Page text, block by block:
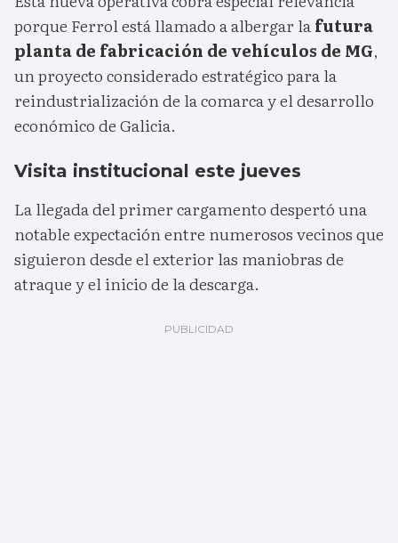
porque Ferrol está llamado a albergar lafutura
planta de fabricación de vehículos de MG,
un proyecto considerado estratégico para la
reindustrialización de la comarca y el desarrollo
económico de Galicia.
Visita institucional este jueves
La llegada del primer cargamento despertó una
notable expectación entre numerosos vecinos que
siguieron desde el exterior las maniobras de
atraque y el inicio de la descarga.